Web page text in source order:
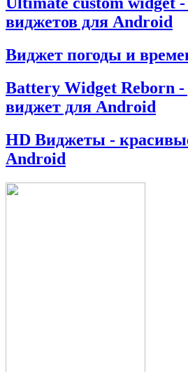
виджетов для Android
Виджет погоды и
Battery Widget Reborn
виджет для Android
HD Виджеты -
Android